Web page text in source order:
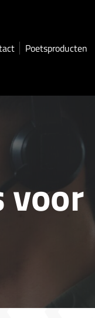
Poetsproducten
voor